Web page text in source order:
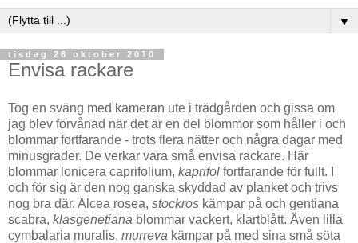
▼
tisdag 26 oktober 2010
Envisa rackare
Tog en sväng med kameran ute i trädgården och gissa om
jag blev förvånad när det är en del blommor som håller i och
blommar fortfarande - trots flera nätter och några dagar med
minusgrader. De verkar vara små envisa rackare. Här
blommar lonicera caprifolium, kaprifol fortfarande för fullt. I
och för sig är den nog ganska skyddad av planket och trivs
nog bra där. Alcea rosea, stockros kämpar på och gentiana
scabra, klasgenetiana blommar vackert, klartblått. Även lilla
cymbalaria muralis, murreva kämpar på med sina små söta